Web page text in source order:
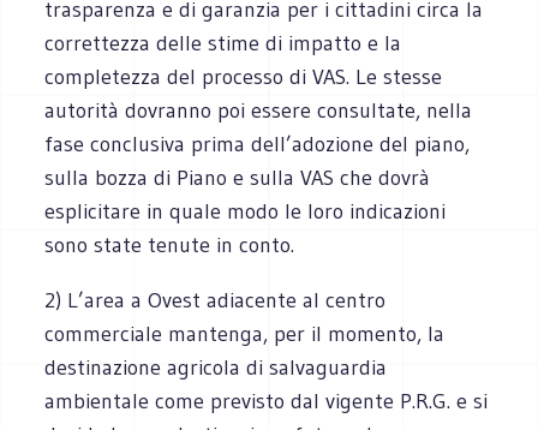
trasparenza e di garanzia per i cittadini circa la
correttezza delle stime di impatto e la
completezza del processo di VAS. Le stesse
autorità dovranno poi essere consultate, nella
fase conclusiva prima dell’adozione del piano,
sulla bozza di Piano e sulla VAS che dovrà
esplicitare in quale modo le loro indicazioni
sono state tenute in conto.
2) L’area a Ovest adiacente al centro
commerciale mantenga, per il momento, la
destinazione agricola di salvaguardia
ambientale come previsto dal vigente P.R.G. e si